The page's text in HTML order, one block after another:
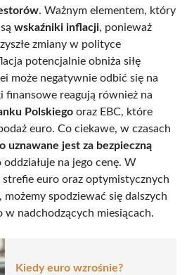
. Ważnym elementem, który
wskaźniki inflacji, ponieważ
zmiany w polityce
potencjalnie obniża siłę
może negatywnie odbić się na
finansowe reagują również na
Polskiego oraz EBC, które
euro. Co ciekawe, w czasach
uznawane jest za bezpieczną
na jego cenę. W
euro oraz optymistycznych
spodziewać się dalszych
nadchodzących miesiącach.
Kiedy euro wzrośnie?